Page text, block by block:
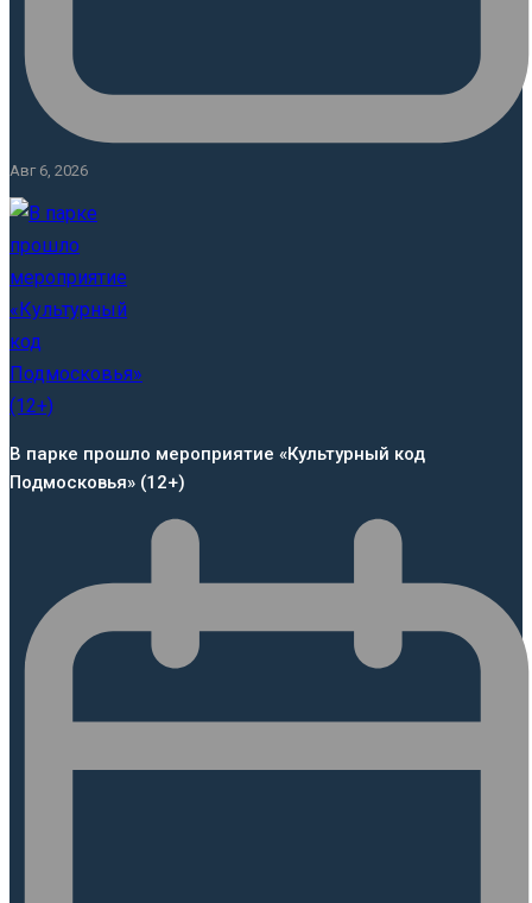
Авг 6, 2026
В парке прошло мероприятие «Культурный код
Подмосковья» (12+)